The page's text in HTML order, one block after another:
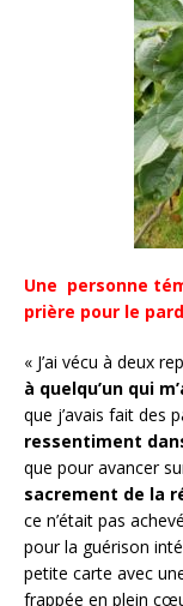
Une personne
prière pour le
« J’ai vécu à deux
à quelqu’un qui
que j’avais fait des
ressentiment
que pour avancer
sacrement de la
ce n’était pas
pour la guérison
petite carte avec
frappée en plein